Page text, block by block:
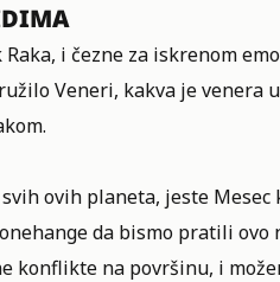
Raka, i čezne za iskrenom
Veneri, kakva je venera
ovih planeta, jeste Mesec
da bismo pratili
konflikte na površinu, i